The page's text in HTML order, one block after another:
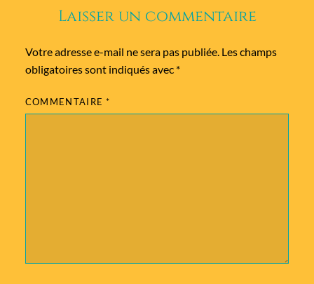
Laisser un commentaire
Votre adresse e-mail ne sera pas publiée. Les champs
obligatoires sont indiqués avec *
COMMENTAIRE*